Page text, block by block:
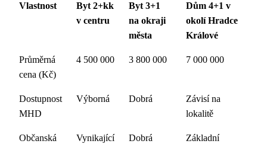
Vlastnost
Byt 2+kk
v centru
Byt 3+1
na okraji
města
Dům 4+1 v
okolí Hradce
Králové
Průměrná
cena (Kč)
4 500 000 3 800 000 7 000 000
Dostupnost
MHD
Výborná Dobrá
Závisí na
lokalitě
Občanská
Vynikající Dobrá Základní